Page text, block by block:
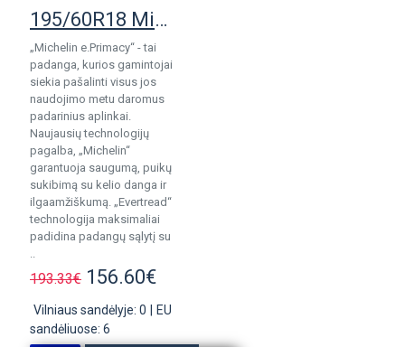
195/60R18 Michelin E Primacy
„Michelin e.Primacy“ - tai
padanga, kurios gamintojai
siekia pašalinti visus jos
naudojimo metu daromus
padarinius aplinkai.
Naujausių technologijų
pagalba, „Michelin“
garantuoja saugumą, puikų
sukibimą su kelio danga ir
ilgaamžiškumą. „Evertread“
technologija maksimaliai
padidina padangų sąlytį su
..
193.33€ 156.60€
Vilniaus sandėlyje: 0
EU
sandėliuose: 6